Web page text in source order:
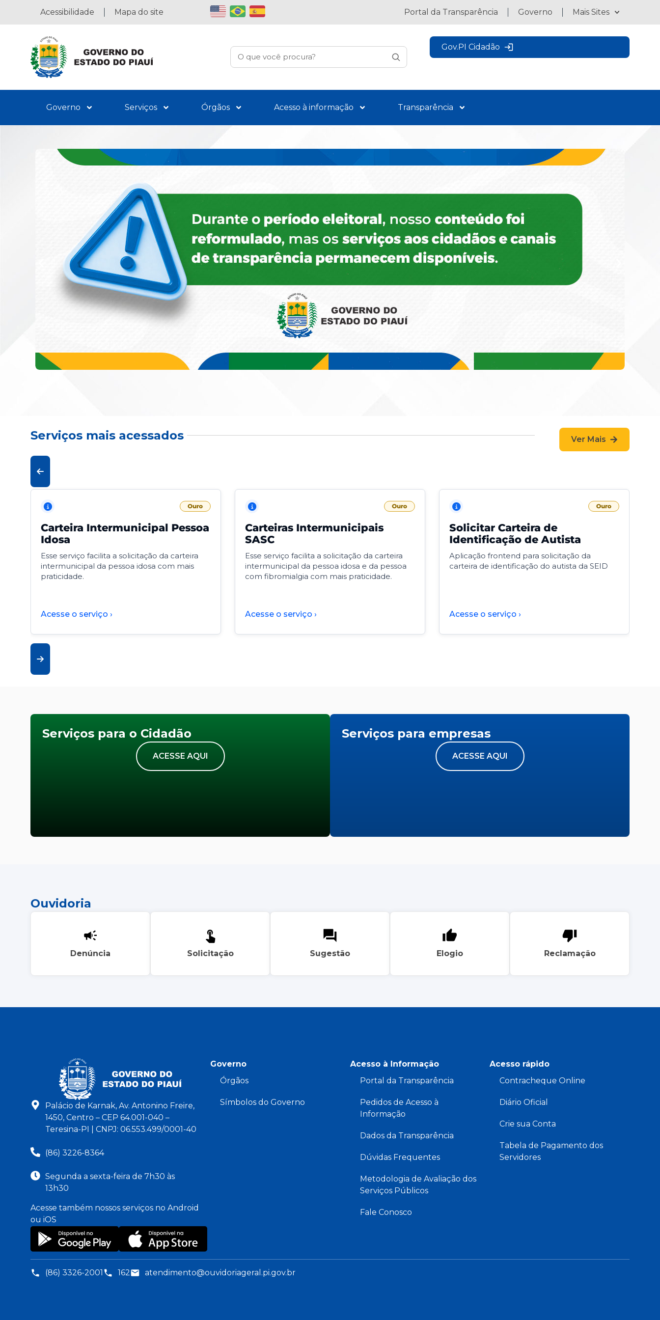
Acessibilidade Mapa do site Portal da Transparência Governo Mais Sites
Gov.PI Cidadão
Governo Serviços Órgãos Acesso à informação Transparência
Serviços mais acessados Ver Mais
Ouro
Carteira Intermunicipal Pessoa
Idosa
Esse serviço facilita a solicitação da carteira
intermunicipal da pessoa idosa com mais
praticidade.
Acesse o serviço ›
Ouro
Carteiras Intermunicipais
SASC
Esse serviço facilita a solicitação da carteira
intermunicipal da pessoa idosa e da pessoa
com fibromialgia com mais praticidade.
Acesse o serviço ›
Ouro
Solicitar Carteira de
Identificação de Autista
Aplicação frontend para solicitação da
carteira de identificação do autista da SEID
Acesse o serviço ›
Serviços para o Cidadão
ACESSE AQUI
Serviços para empresas
ACESSE AQUI
Ouvidoria
Denúncia Solicitação Sugestão Elogio Reclamação
Palácio de Karnak, Av. Antonino Freire,
1450, Centro – CEP 64.001-040 –
Teresina-PI | CNPJ: 06.553.499/0001-40
(86) 3226-8364
Segunda a sexta-feira de 7h30 às
13h30
Acesse também nossos serviços no Android
ou iOS
Governo
Órgãos
Símbolos do Governo
Acesso à Informação
Portal da Transparência
Pedidos de Acesso à
Informação
Dados da Transparência
Dúvidas Frequentes
Metodologia de Avaliação dos
Serviços Públicos
Fale Conosco
Acesso rápido
Contracheque Online
Diário Oficial
Crie sua Conta
Tabela de Pagamento dos
Servidores
(86) 3326-2001 162 atendimento@ouvidoriageral.pi.gov.br